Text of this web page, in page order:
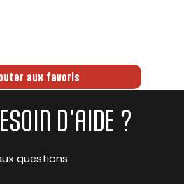
aux favoris
D'AIDE ?
questions